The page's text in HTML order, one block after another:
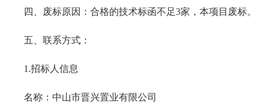
四、废标原因：合格的技术标函不足3家，本项目废标。
五、联系方式：
1.招标人信息
名称：中山市晋兴置业有限公司